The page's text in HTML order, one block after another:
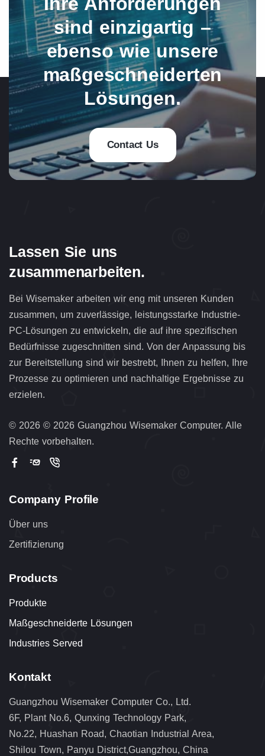
sind einzigartig –
ebenso wie unsere
maßgeschneiderten
Lösungen.
Contact Us
Lassen Sie uns
zusammenarbeiten.
Bei Wisemaker arbeiten wir eng mit unseren Kunden
zusammen, um zuverlässige, leistungsstarke Industrie-
PC-Lösungen zu entwickeln, die auf ihre spezifischen
Bedürfnisse zugeschnitten sind. Von der Anpassung bis
zur Bereitstellung sind wir bestrebt, Ihnen zu helfen, Ihre
Prozesse zu optimieren und nachhaltige Ergebnisse zu
erzielen.
© 2026 © 2026 Guangzhou Wisemaker Computer. Alle
Rechte vorbehalten.
Company Profile
Über uns
Zertifizierung
Products
Produkte
Maßgeschneiderte Lösungen
Industries Served
Kontakt
Guangzhou Wisemaker Computer Co., Ltd.
6F, Plant No.6, Qunxing Technology Park,
No.22, Huashan Road, Chaotian Industrial Area,
Shilou Town, Panyu District,Guangzhou, China